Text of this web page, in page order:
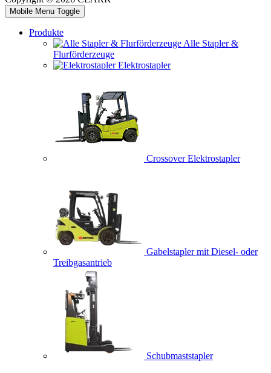
Mobile Menu Toggle
Produkte
Alle Stapler &
Flurförderzeuge
Elektrostapler
Crossover Elektrostapler
Gabelstapler mit Diesel- oder
Treibgasantrieb
Schubmaststapler